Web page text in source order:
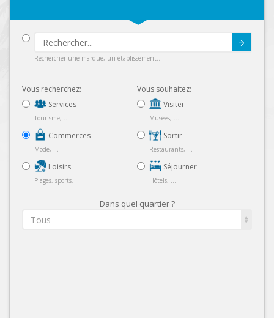
Rechercher une marque, un établissement...
Vous recherchez:
Services
Tourisme, ...
Commerces
Mode, ...
Loisirs
Plages, sports, ...
Vous souhaitez:
Visiter
Musées, ...
Sortir
Restaurants, ...
Séjourner
Hôtels, ...
Dans quel quartier ?
Tous